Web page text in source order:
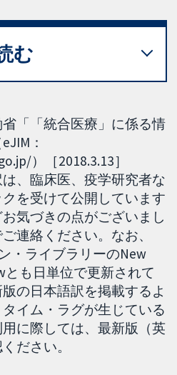
む
省「「統合医療」に係る情
：
）［2018.3.13］
は、臨床医、疫学研究者な
を受けて公開しています
気づきの点がございまし
連絡ください。なお、
・ライブラリーのNew
とも日単位で更新されて
の日本語訳を掲載するよ
イム・ラグが生じている
に際しては、最新版（英
ださい。